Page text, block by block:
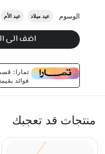
الوسوم عيد ميلاد عيد الأم
اضف الى
فوائد بقيمة 752
منتجات قد تعجبك